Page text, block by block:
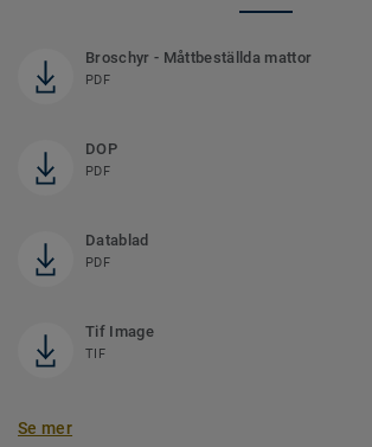
Broschyr - Måttbeställda mattor
PDF
DOP
PDF
Datablad
PDF
Tif Image
TIF
Se mer